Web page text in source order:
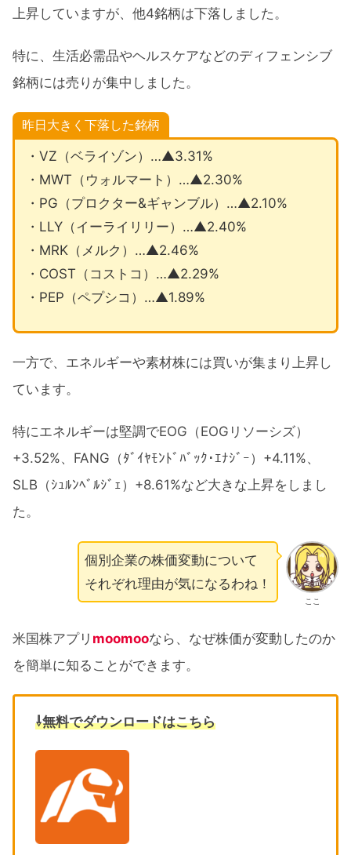
上昇していますが、他4銘柄は下落しました。
特に、生活必需品やヘルスケアなどのディフェンシブ
銘柄には売りが集中しました。
昨日大きく下落した銘柄
・VZ（ベライゾン）…▲3.31%
・MWT（ウォルマート）…▲2.30%
・PG（プロクター&ギャンブル）…▲2.10%
・LLY（イーライリリー）…▲2.40%
・MRK（メルク）…▲2.46%
・COST（コストコ）…▲2.29%
・PEP（ペプシコ）…▲1.89%
一方で、エネルギーや素材株には買いが集まり上昇し
ています。
特にエネルギーは堅調でEOG（EOGリソーシズ）
+3.52%、FANG（ﾀﾞｲﾔﾓﾝﾄﾞﾊﾞｯｸ･ｴﾅｼﾞｰ）+4.11%、
SLB（ｼｭﾙﾝﾍﾞﾙｼﾞｪ）+8.61%など大きな上昇をしまし
た。
ここ
個別企業の株価変動について
それぞれ理由が気になるわね！
米国株アプリ moomooなら、なぜ株価が変動したのか
を簡単に知ることができます。
⇩無料でダウンロードはこちら